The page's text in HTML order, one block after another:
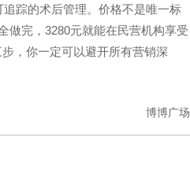
踪的术后管理。价格不是唯一标
做完，3280元就能在民营机构享受
，你一定可以避开所有营销深
博博广场